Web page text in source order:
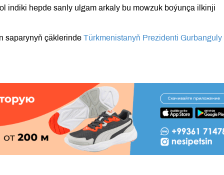
indiki hepde sanly ulgam arkaly bu mowzuk boýunça ilkinji
saparynyň çäklerinde Türkmenistanyň Prezidenti Gurbanguly